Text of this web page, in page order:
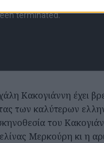
Κακογιάννη έχει
των καλύτερων
του
Μερκούρη κι η